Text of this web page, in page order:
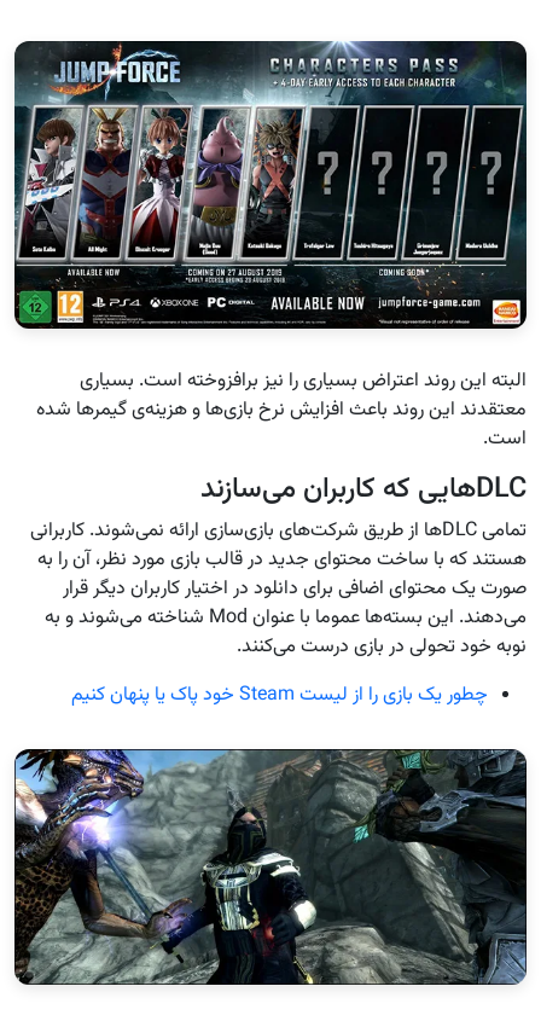
البته این روند اعتراض بسیاری را نیز برافزوخته است. بسیاری
معتقدند این روند باعث افزایش نرخ بازی‌ها و هزینه‌ی گیمرها شده
است.
DLCهایی که کاربران می‌سازند
تمامی DLCها از طریق شرکت‌های بازی‌سازی ارائه نمی‌شوند. کاربرانی
هستند که با ساخت محتوای جدید در قالب بازی مورد نظر، آن را به
صورت یک محتوای اضافی برای دانلود در اختیار کاربران دیگر قرار
می‌دهند. این بسته‌ها عموما با عنوان Mod شناخته می‌شوند و به
نوبه خود تحولی در بازی درست می‌کنند.
چطور یک بازی را از لیست Steam خود پاک یا پنهان کنیم